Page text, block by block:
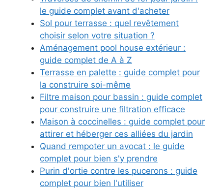
le guide complet avant d'acheter
Sol pour terrasse : quel revêtement
choisir selon votre situation ?
Aménagement pool house extérieur :
guide complet de A à Z
Terrasse en palette : guide complet pour
la construire soi-même
Filtre maison pour bassin : guide complet
pour construire une filtration efficace
Maison à coccinelles : guide complet pour
attirer et héberger ces alliées du jardin
Quand rempoter un avocat : le guide
complet pour bien s'y prendre
Purin d'ortie contre les pucerons : guide
complet pour bien l'utiliser